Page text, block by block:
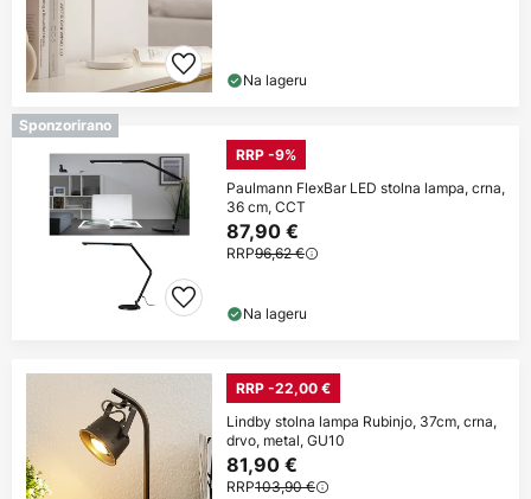
Na lageru
Sponzorirano
RRP -9%
Paulmann FlexBar LED stolna lampa, crna,
36 cm, CCT
87,90 €
RRP96,62 €
Na lageru
RRP -22,00 €
Lindby stolna lampa Rubinjo, 37cm, crna,
drvo, metal, GU10
81,90 €
RRP103,90 €